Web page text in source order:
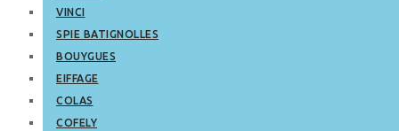
VINCI
SPIE BATIGNOLLES
BOUYGUES
EIFFAGE
COLAS
COFELY